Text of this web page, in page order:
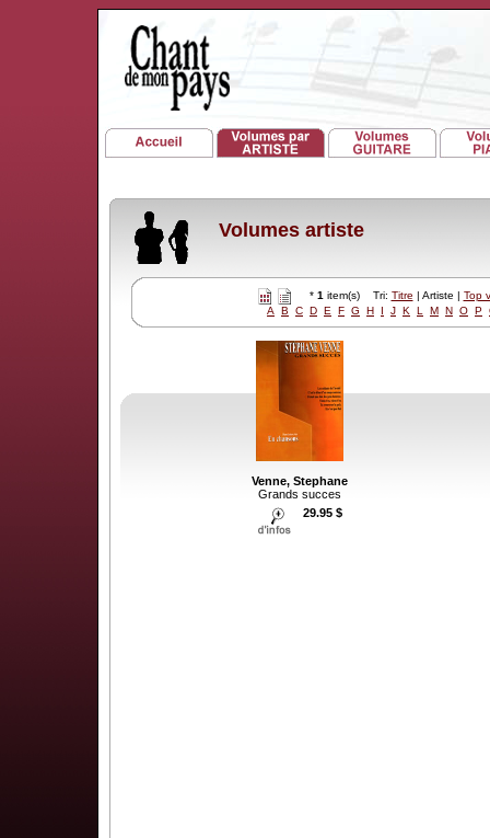
Volumes artiste
* 1 item(s) Tri: Titre | Artiste | Top
A
B C D E F G H I J K L M N O P
Venne, Stephane
Grands succes
29.95 $